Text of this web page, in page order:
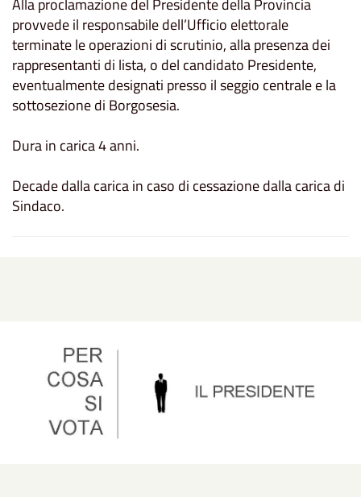
Alla proclamazione del Presidente della Provincia
provvede il responsabile dell’Ufficio elettorale
terminate le operazioni di scrutinio, alla presenza dei
rappresentanti di lista, o del candidato Presidente,
eventualmente designati presso il seggio centrale e la
sottosezione di Borgosesia.
Dura in carica 4 anni.
Decade dalla carica in caso di cessazione dalla carica di
Sindaco.